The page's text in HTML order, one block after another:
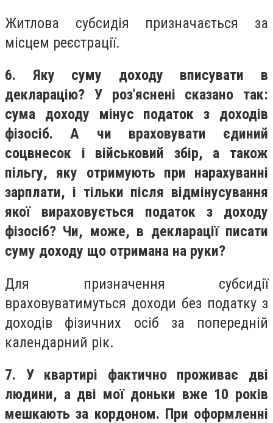
Житлова субсидія призначається за
місцем реєстрації.
6. Яку суму доходу вписувати в
декларацію? У роз'яснені сказано так:
сума доходу мінус податок з доходів
фізосіб. А чи враховувати єдиний
соцвнесок і військовий збір, а також
пільгу, яку отримують при нарахуванні
зарплати, і тільки після відмінусування
якої вираховується податок з доходу
фізосіб? Чи, може, в декларації писати
суму доходу що отримана на руки?
Для призначення субсидії
враховуватимуться доходи без податку з
доходів фізичних осіб за попередній
календарний рік.
7. У квартирі фактично проживає дві
людини, а дві мої доньки вже 10 років
мешкають за кордоном. При оформленні